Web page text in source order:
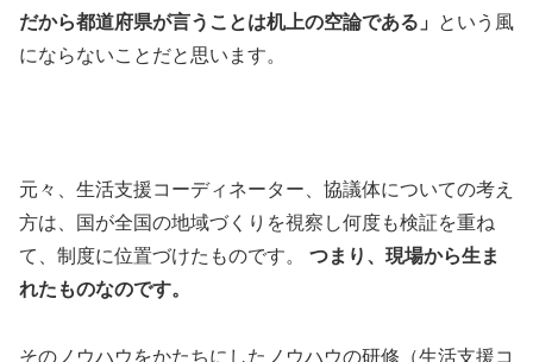
だから都道府県が言うことは机上の空論である」
という風
にならないことだと思います。
元々、生活支援コーディネーター、協議体についての考え
方は、国が全国の地域づくりを視察し何度も検証を重ね
て、制度に位置づけたものです。 つまり、現場から生ま
れたものなのです。
そのノウハウをかたちにしたノウハウの研修（生活支援コ